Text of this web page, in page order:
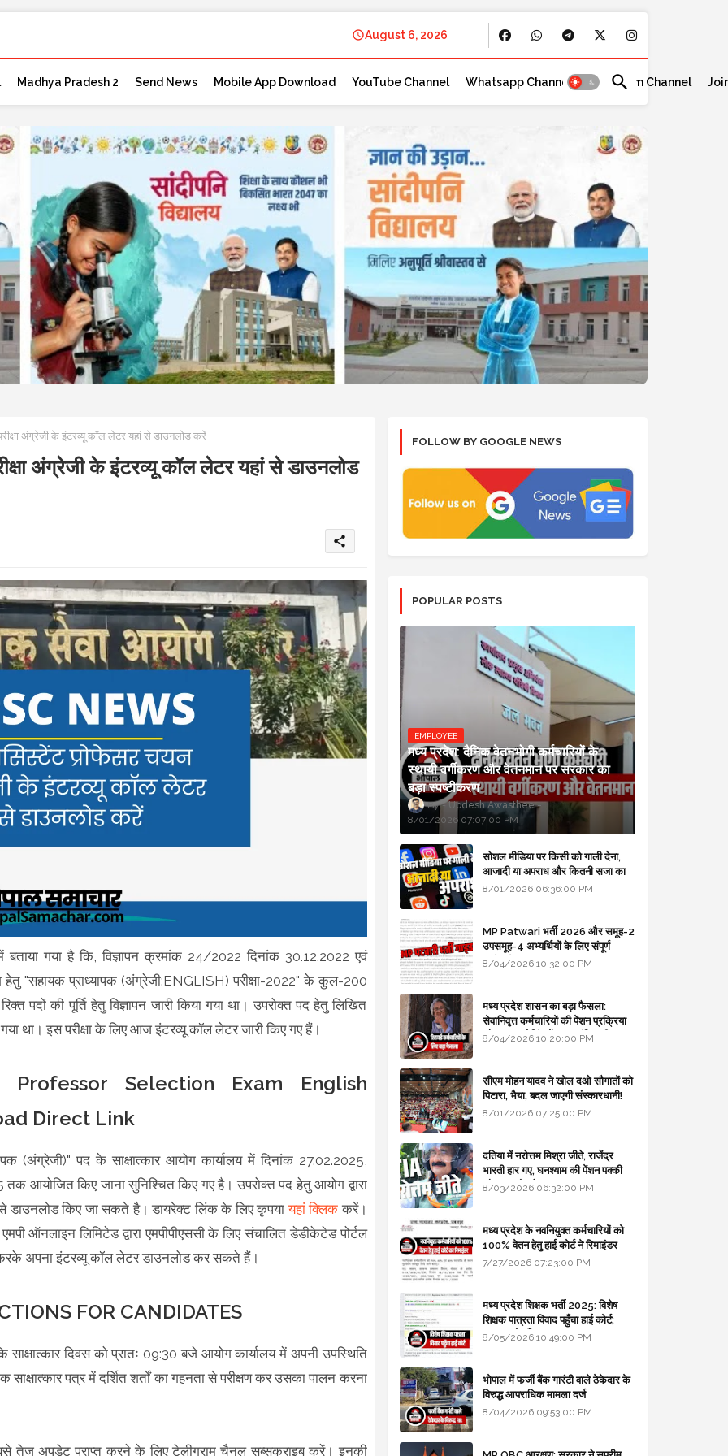
August 6, 2026
Madhya Pradesh 2 Send News Mobile App Download YouTube Channel Whatsapp Channel Telegram Channel
अंग्रेजी के इंटरव्यू कॉल लेटर यहां से डाउनलोड करें
अंग्रेजी के इंटरव्यू कॉल लेटर यहां से डाउनलोड
share
बताया गया है कि, विज्ञापन क्रमांक 24/2022 दिनांक 30.12.2022 एवं
हेतु "सहायक प्राध्यापक (अंग्रेजी:ENGLISH) परीक्षा-2022" के कुल-200
की पूर्ति हेतु विज्ञापन जारी किया गया था। उपरोक्त पद हेतु लिखित
था। इस परीक्षा के लिए आज इंटरव्यू कॉल लेटर जारी किए गए हैं।
Professor Selection Exam English
Direct Link
(अंग्रेजी)" पद के साक्षात्कार आयोग कार्यालय में दिनांक 27.02.2025,
आयोजित किए जाना सुनिश्चित किए गए है। उपरोक्त पद हेतु आयोग द्वारा
डाउनलोड किए जा सकते है। डायरेक्ट लिंक के लिए कृपयायहां क्लिक करें।
ऑनलाइन लिमिटेड द्वारा एमपीपीएससी के लिए संचालित डेडीकेटेड पोर्टल
अपना इंटरव्यू कॉल लेटर डाउनलोड कर सकते हैं।
FOR CANDIDATES
साक्षात्कार दिवस को प्रातः 09:30 बजे आयोग कार्यालय में अपनी उपस्थिति
पत्र में दर्शित शर्तों का गहनता से परीक्षण कर उसका पालन करना
तेज अपडेट प्राप्त करने के लिए टेलीग्राम चैनल सब्सक्राइब करें। इनकी
FOLLOW BY GOOGLE NEWS
POPULAR POSTS
EMPLOYEE
मध्य प्रदेश: दैनिक वेतनभोगी कर्मचारियों के
स्थायी वर्गीकरण और वेतनमान पर सरकार का
बड़ा स्पष्टीकरण
Updesh Awasthee
8/01/2026 07:07:00 PM
सोशल मीडिया पर किसी को गाली देना,
आजादी या अपराध और कितनी सजा का
प्रावधान - free legal advice
8/01/2026 06:36:00 PM
MP Patwari भर्ती 2026 और समूह-2
उपसमूह-4 अभ्यर्थियों के लिए संपूर्ण
मार्गदर्शिका
8/04/2026 10:32:00 PM
मध्य प्रदेश शासन का बड़ा फैसला:
सेवानिवृत्त कर्मचारियों की पेंशन प्रक्रिया
और बजट कोडिंग में हुए क्रांतिकारी
8/04/2026 10:20:00 PM
सीएम मोहन यादव ने खोल दओ सौगातों को
पिटारा, भैया, बदल जाएगी संस्कारधानी!
8/01/2026 07:25:00 PM
दतिया में नरोत्तम मिश्रा जीते, राजेंद्र
भारती हार गए, घनश्याम की पेंशन पक्की
और आशुतोष बैक टू...
8/03/2026 06:32:00 PM
मध्य प्रदेश के नवनियुक्त कर्मचारियों को
100% वेतन हेतु हाई कोर्ट ने रिमाइंडर
लिखा
7/27/2026 07:23:00 PM
मध्य प्रदेश शिक्षक भर्ती 2025: विशेष
शिक्षक पात्रता विवाद पहुँचा हाई कोर्ट;
सरकार से माँगा जवाब
8/05/2026 10:49:00 PM
भोपाल में फर्जी बैंक गारंटी वाले ठेकेदार के
विरुद्ध आपराधिक मामला दर्ज
8/04/2026 09:53:00 PM